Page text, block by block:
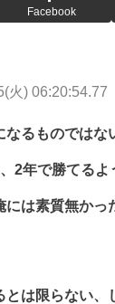
Facebook
火) 06:20:54.77
るものではな
2年で勝てるよ
は素質無かっ
とは限らない、